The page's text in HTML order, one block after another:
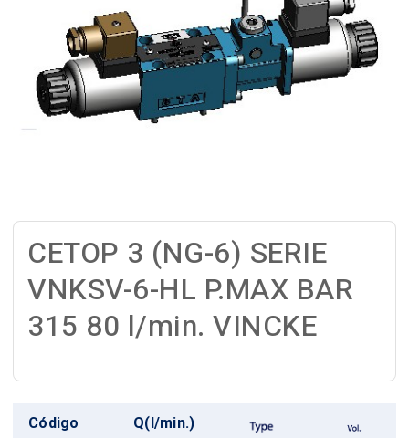
CETOP 3 (NG-6) SERIE
VNKSV-6-HL P.MAX BAR
315 80 l/min. VINCKE
Código Q(l/min.)